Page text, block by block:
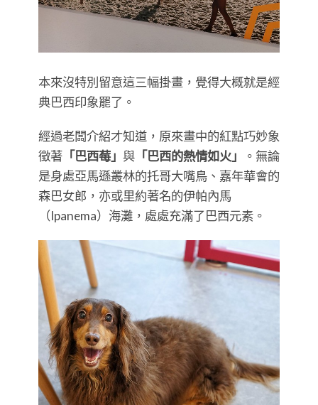
本來沒特別留意這三幅掛畫，覺得大概就是經
典巴西印象罷了。
經過老闆介紹才知道，原來畫中的紅點巧妙象
徵著 「巴西莓」 與 「巴西的熱情如火」
。無論
是身處亞馬遜叢林的托哥大嘴鳥、嘉年華會的
森巴女郎，亦或里約著名的伊帕內馬
（Ipanema）海灘，處處充滿了巴西元素。